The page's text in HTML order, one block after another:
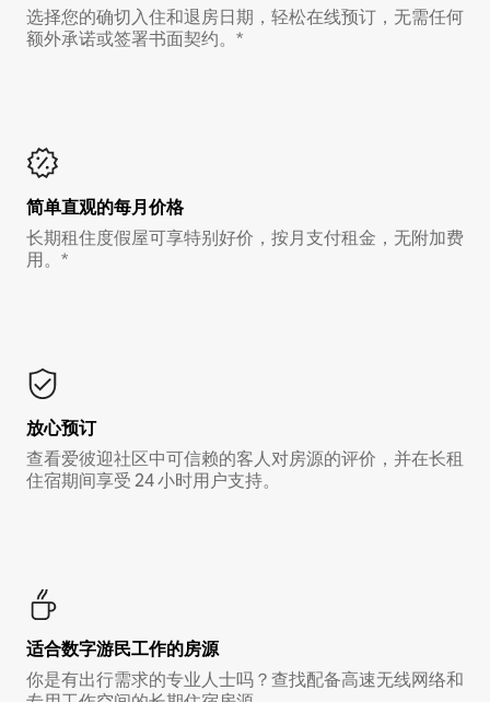
选择您的确切入住和退房日期，轻松在线预订，无需任何
额外承诺或签署书面契约。*
简单直观的每月价格
长期租住度假屋可享特别好价，按月支付租金，无附加费
用。*
放心预订
查看爱彼迎社区中可信赖的客人对房源的评价，并在长租
住宿期间享受 24 小时用户支持。
适合数字游民工作的房源
你是有出行需求的专业人士吗？查找配备高速无线网络和